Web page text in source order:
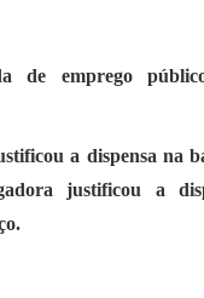
de emprego
a dispensa na
justificou a